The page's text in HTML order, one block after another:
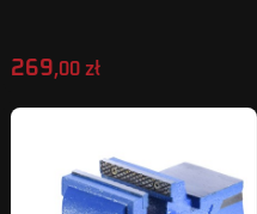
269,00 zł